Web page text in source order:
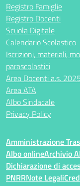
Registro Famiglie
Registro Docenti
Scuola Digitale
Calendario Scolastico
Iscrizioni, materiali,
parascolastici
Area Docenti a.s.
Area ATA
Albo Sindacale
Privacy Policy
Amministrazione
Albo onlineArchivio
Dichiarazione di
PNRRNote Legali